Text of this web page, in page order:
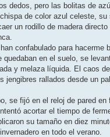
dedos, pero las bolitas de
de color azul celeste,
un rodillo de madera directo
confabulado para hacerme
en el suelo, se
y melaza líquida. El caos
jengibres rallados desde un
se fijó en el reloj de pared
acortar el tiempo de
su tamaño en diez
en todo el verano.